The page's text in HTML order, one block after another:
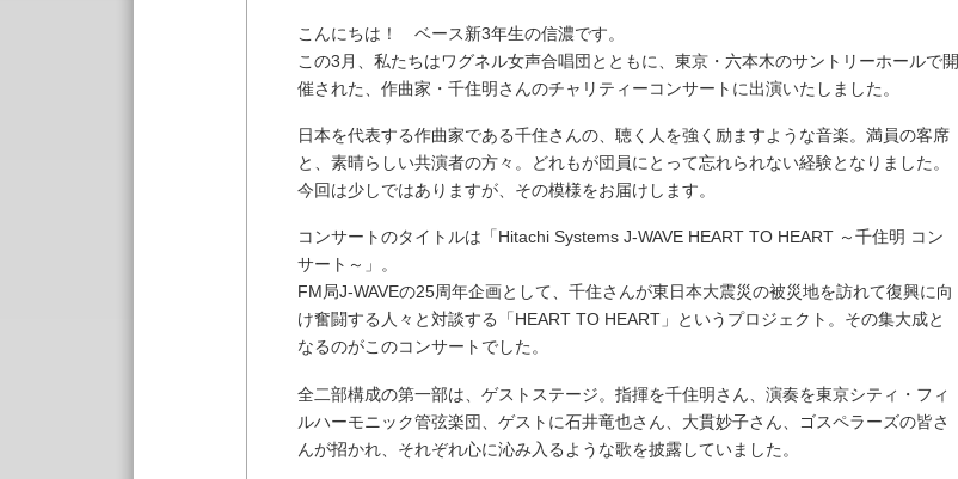
こんにちは！ ベース新3年生の信濃です。
この3月、私たちはワグネル女声合唱団とともに、東京・六本木のサントリーホールで開
催された、作曲家・千住明さんのチャリティーコンサートに出演いたしました。
日本を代表する作曲家である千住さんの、聴く人を強く励ますような音楽。満員の客席
と、素晴らしい共演者の方々。どれもが団員にとって忘れられない経験となりました。
今回は少しではありますが、その模様をお届けします。
コンサートのタイトルは「Hitachi Systems J-WAVE HEART TO HEART ～千住明 コン
サート～」。
FM局J-WAVEの25周年企画として、千住さんが東日本大震災の被災地を訪れて復興に向
け奮闘する人々と対談する「HEART TO HEART」というプロジェクト。その集大成と
なるのがこのコンサートでした。
全二部構成の第一部は、ゲストステージ。指揮を千住明さん、演奏を東京シティ・フィ
ルハーモニック管弦楽団、ゲストに石井竜也さん、大貫妙子さん、ゴスペラーズの皆さ
んが招かれ、それぞれ心に沁み入るような歌を披露していました。